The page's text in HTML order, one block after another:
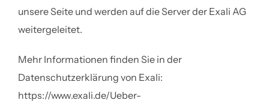
unsere Seite und werden auf die Server der Exali AG
weitergeleitet.
Mehr Informationen finden Sie in der
Datenschutzerklärung von Exali:
https://www.exali.de/Ueber-